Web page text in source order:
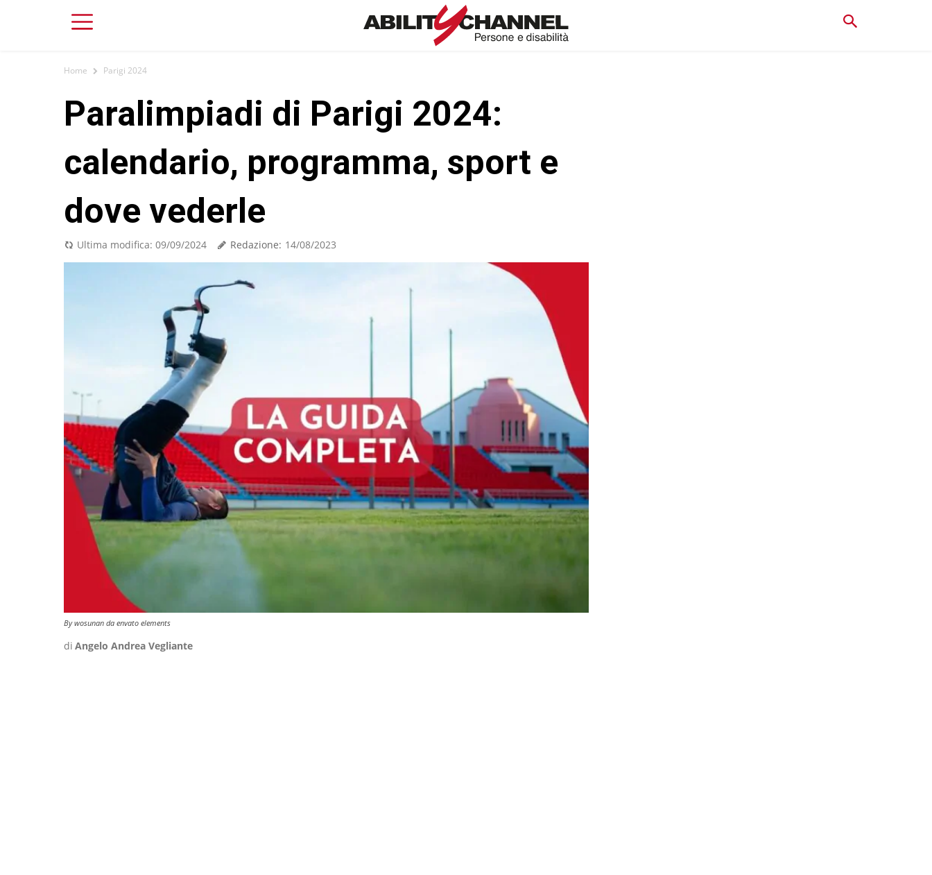
Home Parigi 2024
Paralimpiadi di Parigi 2024:
calendario, programma, sport e
dove vederle
Ultima modifica: 09/09/2024 Redazione: 14/08/2023
By wosunan da envato elements
di Angelo Andrea Vegliante